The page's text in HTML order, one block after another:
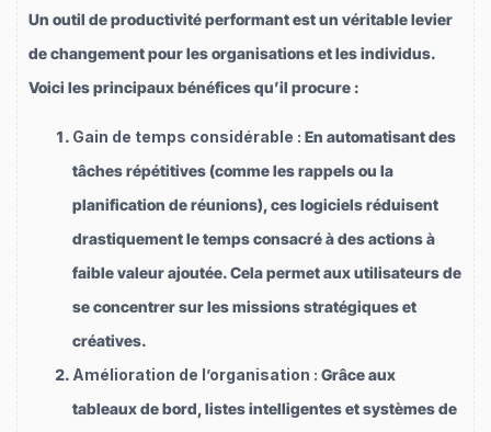
Un outil de productivité performant est un véritable levier
de changement pour les organisations et les individus.
Voici les principaux bénéfices qu’il procure :
Gain de temps considérable : En automatisant des
tâches répétitives (comme les rappels ou la
planification de réunions), ces logiciels réduisent
drastiquement le temps consacré à des actions à
faible valeur ajoutée. Cela permet aux utilisateurs de
se concentrer sur les missions stratégiques et
créatives.
Amélioration de l’organisation : Grâce aux
tableaux de bord, listes intelligentes et systèmes de